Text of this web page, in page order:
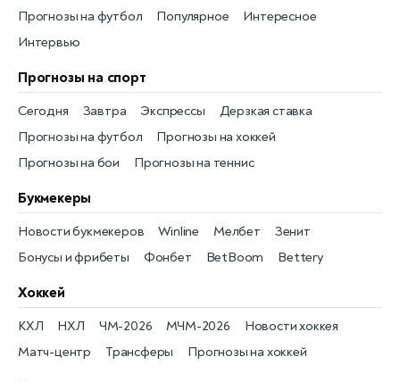
Прогнозы на футбол Популярное Интересное
Интервью
Прогнозы на спорт
Прогнозы на футбол
Сегодня
Прогнозы на хоккей
Завтра
Прогнозы на бои
Экспрессы
Прогнозы на теннис
Дерзкая ставка
Букмекеры
Бонусы и фрибеты
Новости букмекеров
Фонбет
Winline
BetBoom
Мелбет
Bettery
Зенит
Хоккей
Новости хоккея
КХЛ
Матч-центр
НХЛ
Трансферы
ЧМ-2026
Прогнозы на хоккей
МЧМ-2026